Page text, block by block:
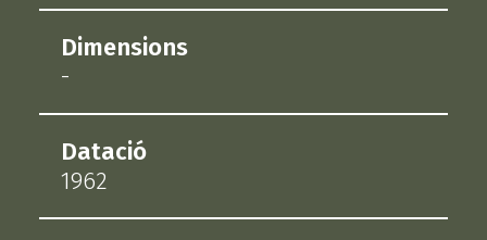
Dimensions
-
Datació
1962